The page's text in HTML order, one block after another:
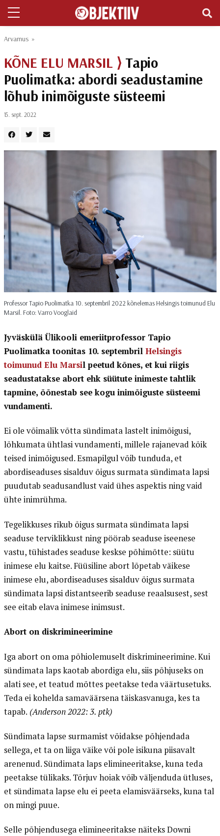
Arvamus»
KÕNE ELU MARSIL ⟩ Tapio
Puolimatka: abordi seadustamine
lõhub inimõiguste süsteemi
15. sept. 2022
Professor Tapio Puolimatka 10. septembril 2022 kõnelemas Helsingis toimunud Elu
Marsil. Foto: Varro Vooglaid
Jyväskülä Ülikooli emeriitprofessor Tapio
Puolimatka toonitas 10. septembril Helsingis
toimunud Elu Marsil peetud kõnes, et kui riigis
seadustatakse abort ehk süütute inimeste tahtlik
tapmine, õõnestab see kogu inimõiguste süsteemi
vundamenti.
Ei ole võimalik võtta sündimata lastelt inimõigusi,
lõhkumata ühtlasi vundamenti, millele rajanevad kõik
teised inimõigused. Esmapilgul võib tunduda, et
abordiseaduses sisalduv õigus surmata sündimata lapsi
puudutab seadusandlust vaid ühes aspektis ning vaid
ühte inimrühma.
Tegelikkuses rikub õigus surmata sündimata lapsi
seaduse terviklikkust ning pöörab seaduse iseenese
vastu, tühistades seaduse keskse põhimõtte: süütu
inimese elu kaitse. Füüsiline abort lõpetab väikese
inimese elu, abordiseaduses sisalduv õigus surmata
sündimata lapsi distantseerib seaduse reaalsusest, sest
see eitab elava inimese inimsust.
Abort on diskrimineerimine
Iga abort on oma põhiolemuselt diskrimineerimine. Kui
sündimata laps kaotab abordiga elu, siis põhjuseks on
alati see, et teatud mõttes peetakse teda väärtusetuks.
Teda ei kohelda samaväärsena täiskasvanuga, kes ta
tapab. (Anderson 2022: 3. ptk)
Sündimata lapse surmamist võidakse põhjendada
sellega, et ta on liiga väike või pole isikuna piisavalt
arenenud. Sündimata laps elimineeritakse, kuna teda
peetakse tülikaks. Tõrjuv hoiak võib väljenduda ütluses,
et sündimata lapse elu ei peeta elamisväärseks, kuna tal
on mingi puue.
Selle põhjendusega elimineeritakse näiteks Downi